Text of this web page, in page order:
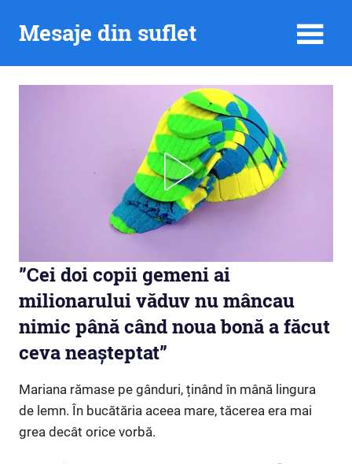
Mesaje din suflet
”Cei doi copii gemeni ai
milionarului văduv nu mâncau
nimic până când noua bonă a făcut
ceva neașteptat”
Mariana rămase pe gânduri, ținând în mână lingura
de lemn. În bucătăria aceea mare, tăcerea era mai
grea decât orice vorbă.